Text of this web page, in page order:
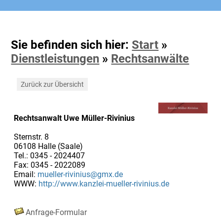
Sie befinden sich hier: Start »
Dienstleistungen » Rechtsanwälte
Zurück zur Übersicht
Rechtsanwalt Uwe Müller-Rivinius
Sternstr. 8
06108 Halle (Saale)
Tel.: 0345 - 2024407
Fax: 0345 - 2022089
Email: mueller-rivinius@gmx.de
WWW: http://www.kanzlei-mueller-rivinius.de
Anfrage-Formular